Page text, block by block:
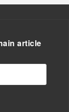
article